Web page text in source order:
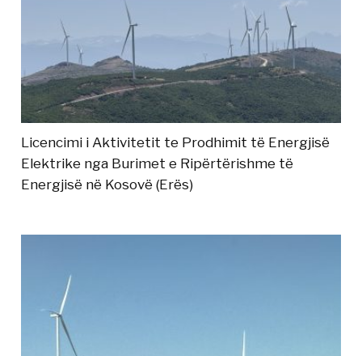
Licencimi i Aktivitetit te Prodhimit të Energjisë
Elektrike nga Burimet e Ripërtërishme të
Energjisë në Kosovë (Erës)